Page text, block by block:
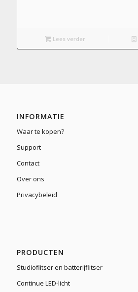
Lees verder
INFORMATIE
Waar te kopen?
Support
Contact
Over ons
Privacybeleid
PRODUCTEN
Studioflitser en batterijflitser
Continue LED-licht